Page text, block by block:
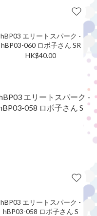
hBP03 エリートスパーク -
hBP03-060 ロボ子さん SR
HK$40.00
hBP03 エリートスパーク -
hBP03-058 ロボ子さん S